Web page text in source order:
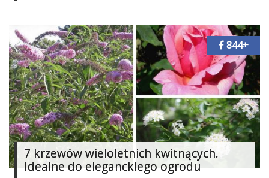
7 krzewów wieloletnich kwitnących.
Idealne do eleganckiego ogrodu
844+